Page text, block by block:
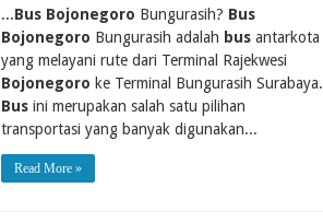
...Bus Bojonegoro Bungurasih? Bus
Bojonegoro Bungurasih adalah busantarkota
yang melayani rute dari Terminal Rajekwesi
Bojonegoro ke Terminal Bungurasih Surabaya.
Busini merupakan salah satu pilihan
transportasi yang banyak digunakan...
Read More »